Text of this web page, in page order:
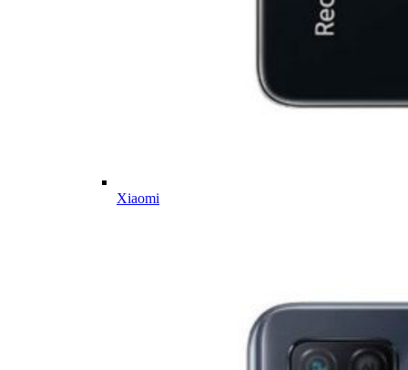
Xiaomi